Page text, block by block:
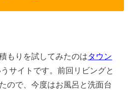
もりを試してみたのはタウン
うサイトです。前回リビングと
ので、今度はお風呂と洗面台